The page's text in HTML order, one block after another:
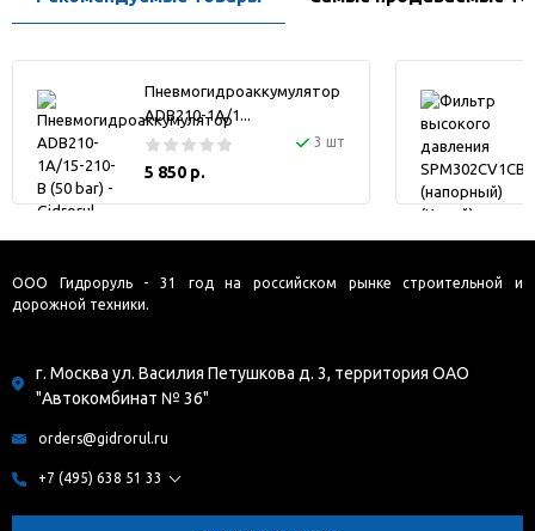
Пневмогидроаккумулятор
ADB210-1A/1...
3 шт
5 850 р.
ООО Гидроруль - 31 год на российском рынке строительной и
дорожной техники.
г. Москва ул. Василия Петушкова д. 3, территория ОАО
"Автокомбинат № 36"
orders@gidrorul.ru
+7 (495) 638 51 33